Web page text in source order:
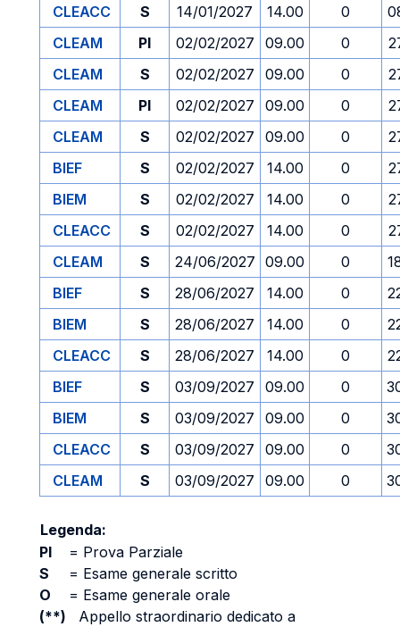
CLEACC
S 14/01/2027 14.00 0
CLEAM
PI 02/02/2027 09.00 0
CLEAM
S 02/02/2027 09.00 0
CLEAM
PI 02/02/2027 09.00 0
CLEAM
S 02/02/2027 09.00 0
BIEF
S 02/02/2027 14.00 0
BIEM
S 02/02/2027 14.00 0
CLEACC
S 02/02/2027 14.00 0
CLEAM
S 24/06/2027 09.00 0
BIEF
S 28/06/2027 14.00 0
BIEM
S 28/06/2027 14.00 0
CLEACC
S 28/06/2027 14.00 0
BIEF
S 03/09/2027 09.00 0
BIEM
S 03/09/2027 09.00 0
CLEACC
S 03/09/2027 09.00 0
CLEAM
S 03/09/2027 09.00 0
Legenda:
PI
= Prova Parziale
S
= Esame generale scritto
O
= Esame generale orale
(**)
Appello straordinario dedicato a